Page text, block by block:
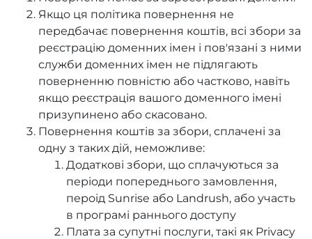
Якщо ця політика повернення не
передбачає повернення коштів, всі збори за
реєстрацію доменних імен і пов'язані з ними
служби доменних імен не підлягають
поверненню повністю або частково, навіть
якщо реєстрація вашого доменного імені
призупинено або скасовано.
Повернення коштів за збори, сплачені за
одну з таких дій, неможливе:
Додаткові збори, що сплачуються за
періоди попереднього замовлення,
пероід Sunrise або Landrush, або участь
в програмі раннього доступу
Плата за супутні послуги, такі як Privacy